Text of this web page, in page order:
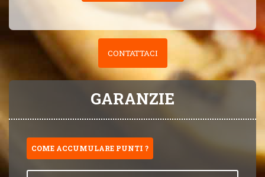
CONTATTACI
GARANZIE
COME ACCUMULARE PUNTI ?